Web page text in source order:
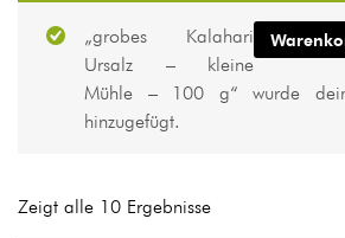
„grobes Kalahari
Ursalz – kleine
Mühle – 100 g“ wurde
hinzugefügt.
Zeigt alle 10 Ergebnisse